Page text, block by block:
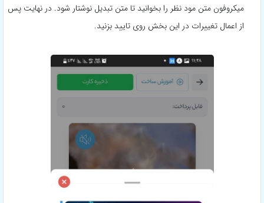
میکروفون متن مود نظر را بخوانید تا متن تبدیل نوشتار شود. در نهایت پس
از اعمال تغییرات در این بخش روی تایید بزنید.